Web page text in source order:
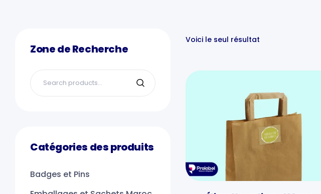
Voici le seul résultat
Zone de Recherche
Catégories des produits
Badges et Pins